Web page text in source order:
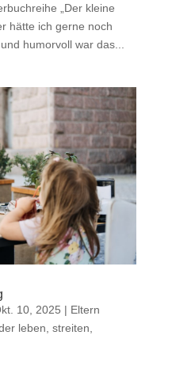
„Der kleine
hätte ich gerne noch
humorvoll war das...
10, 2025 | Eltern
leben, streiten,